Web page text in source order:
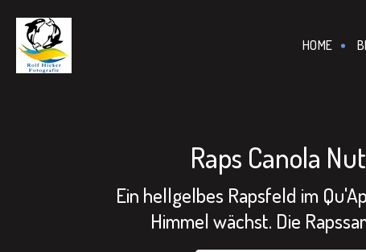
HOME
Raps Canola
Ein hellgelbes Rapsfeld im
Himmel wächst. Die